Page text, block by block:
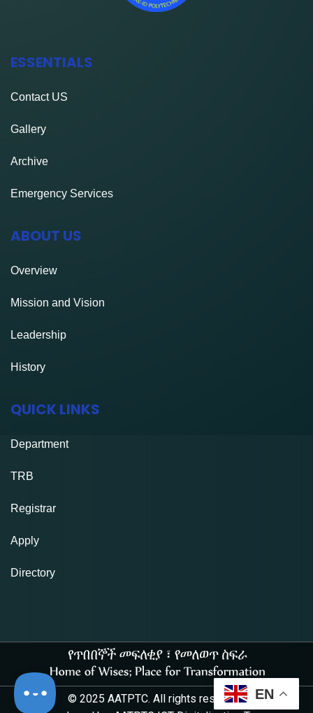
ESSENTIALS
ContactUS
Gallery
Archive
Emergency Services
ABOUT US
Overview
Mission and Vision
Leadership
History
QUICK LINKS
Department
TRB
Registrar
Apply
Directory
© 2025 AATPTC. All rights reserved.
EN